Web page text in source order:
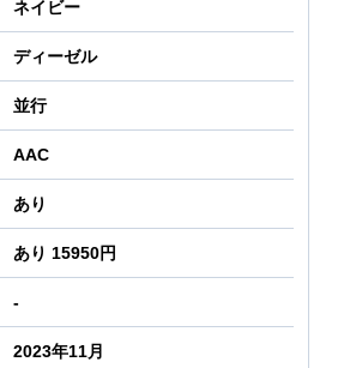
ネイビー
ディーゼル
並行
AAC
あり
あり 15950円
-
2023年11月